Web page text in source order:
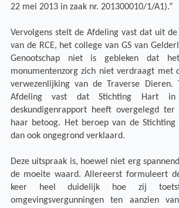
22 mei 2013 in zaak nr. 201300010/1/A1).”
Vervolgens stelt de Afdeling vast dat uit de
van de RCE, het college van GS van
Genootschap niet is gebleken dat
monumentenzorg zich niet verdraagt met
verwezenlijking van de Traverse
Afdeling vast dat Stichting Hart
deskundigenrapport heeft overgelegd ter
haar betoog. Het beroep van de
dan ook ongegrond verklaard.
Deze uitspraak is, hoewel niet erg
de moeite waard. Allereerst formuleert
keer heel duidelijk hoe zij
omgevingsvergunningen ten aanzien